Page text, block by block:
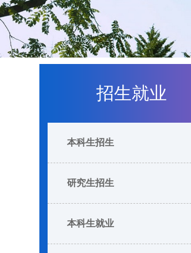
招生就业
本科生招生
研究生招生
本科生就业